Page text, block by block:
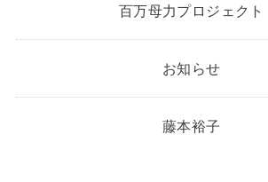
百万母力プロジェクト
お知らせ
藤本裕子